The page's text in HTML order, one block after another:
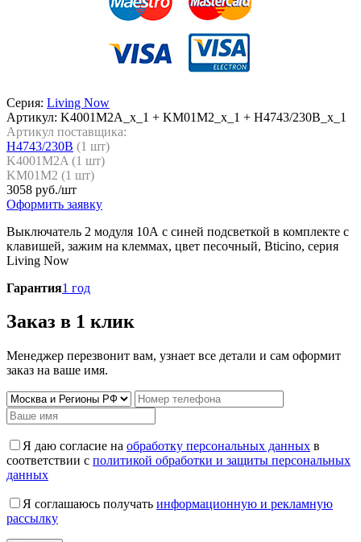
Серия: Living Now
Артикул: K4001M2A_x_1 + KM01M2_x_1 + H4743/230B_x_1
Артикул поставщика:
H4743/230B (1 шт)
K4001M2A (1 шт)
KM01M2 (1 шт)
3058 руб./шт
Оформить заявку
Выключатель 2 модуля 10А с синей подсветкой в комплекте с
клавишей, зажим на клеммах, цвет песочный, Bticino, серия
Living Now
Гарантия1 год
Заказ в 1 клик
Менеджер перезвонит вам, узнает все детали и сам оформит
заказ на ваше имя.
Я даю согласие на обработку персональных данных в
соответствии с политикой обработки и защиты персональных
данных
Я соглашаюсь получать информационную и рекламную
рассылку